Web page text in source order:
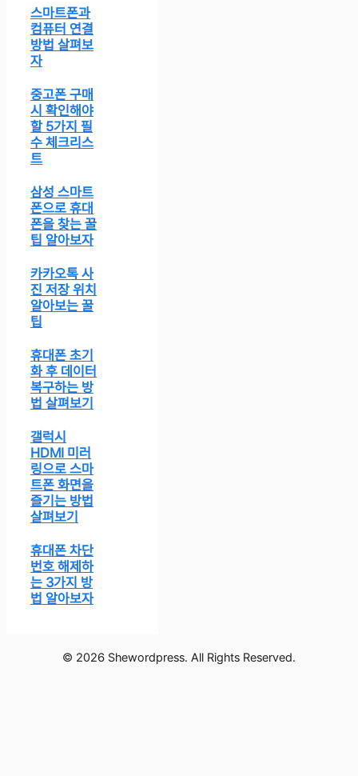
스마트폰과
컴퓨터 연결
방법 살펴보
자
중고폰 구매
시 확인해야
할 5가지 필
수 체크리스
트
삼성 스마트
폰으로 휴대
폰을 찾는 꿀
팁 알아보자
카카오톡 사
진 저장 위치
알아보는 꿀
팁
휴대폰 초기
화 후 데이터
복구하는 방
법 살펴보기
갤럭시
HDMI 미러
링으로 스마
트폰 화면을
즐기는 방법
살펴보기
휴대폰 차단
번호 해제하
는 3가지 방
법 알아보자
© 2026 Shewordpress. All Rights Reserved.